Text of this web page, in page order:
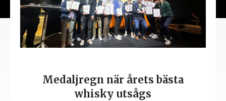
Medaljregn när årets bästa
whisky utsågs